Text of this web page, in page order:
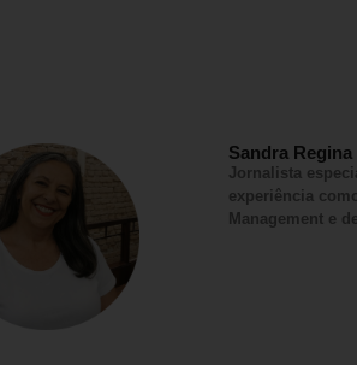
Sandra Regina
Jornalista
experiência
Management e